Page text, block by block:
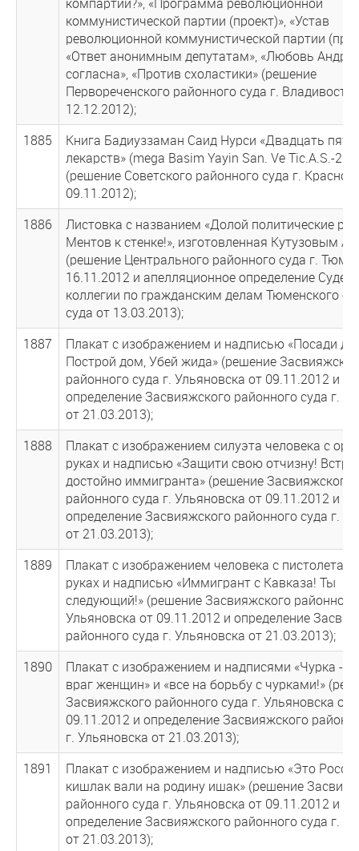
коммунистической партии (проект)», «Устав
революционной коммунистической партии
«Ответ анонимным депутатам», «Любовь
согласна», «Против схоластики» (решение
Первореченского районного суда г.
12.12.2012);
1885
Книга Бадиуззаман Саид Нурси «Двадцать пять
лекарств» (mega Basim Yayin San. Ve Tic.A.S.-
(решение Советского районного суда г.
09.11.2012);
1886
Листовка с названием «Долой политические
Ментов к стенке!», изготовленная Кутузовым
(решение Центрального районного суда г.
16.11.2012 и апелляционное определение
коллегии по гражданским делам Тюменского
суда от 13.03.2013);
1887
Плакат с изображением и надписью «Посади
Построй дом, Убей жида» (решение
районного суда г. Ульяновска от 09.11.2012 и
определение Засвияжского районного суда г.
от 21.03.2013);
1888
Плакат с изображением силуэта человека с
руках и надписью «Защити свою отчизну!
достойно иммигранта» (решение Засвияжского
районного суда г. Ульяновска от 09.11.2012 и
определение Засвияжского районного суда г.
от 21.03.2013);
1889
Плакат с изображением человека с
руках и надписью «Иммигрант с Кавказа! Ты
следующий!» (решение Засвияжского районного
Ульяновска от 09.11.2012 и определение
районного суда г. Ульяновска от 21.03.2013);
1890
Плакат с изображением и надписями «Чурка -
враг женщин» и «все на борьбу с чурками!»
Засвияжского районного суда г. Ульяновска от
09.11.2012 и определение Засвияжского
г. Ульяновска от 21.03.2013);
1891
Плакат с изображением и надписью «Это
кишлак вали на родину ишак» (решение
районного суда г. Ульяновска от 09.11.2012 и
определение Засвияжского районного суда г.
от 21.03.2013);